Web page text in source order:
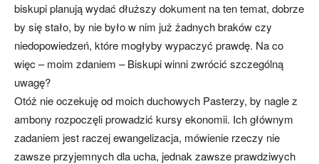
biskupi planują wydać dłuższy dokument na ten temat, dobrze
by się stało, by nie było w nim już żadnych braków czy
niedopowiedzeń, które mogłyby wypaczyć prawdę. Na co
więc – moim zdaniem – Biskupi winni zwrócić szczególną
uwagę?
Otóż nie oczekuję od moich duchowych Pasterzy, by nagle z
ambony rozpoczęli prowadzić kursy ekonomii. Ich głównym
zadaniem jest raczej ewangelizacja, mówienie rzeczy nie
zawsze przyjemnych dla ucha, jednak zawsze prawdziwych